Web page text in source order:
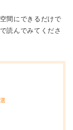
間にできるだけで
読んでみてくださ
選